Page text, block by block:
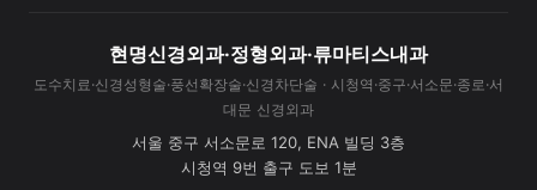
현명신경외과·정형외과·류마티스내과
도수치료·신경성형술·풍선확장술·신경차단술 · 시청역·중구·서소문·종로·서
대문 신경외과
서울 중구 서소문로 120, ENA 빌딩 3층
시청역 9번 출구 도보 1분